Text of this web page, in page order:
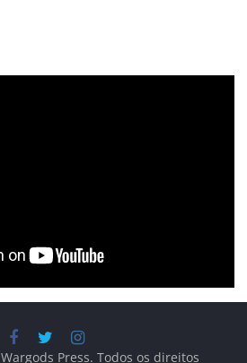
Wargods Press. Todos os direitos